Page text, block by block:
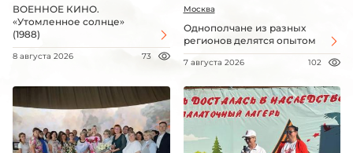
ВОЕННОЕ КИНО.
«Утомленное солнце»
(1988)
8 августа 2026 73
Москва
Однополчане из разных
регионов делятся опытом
7 августа 2026 102